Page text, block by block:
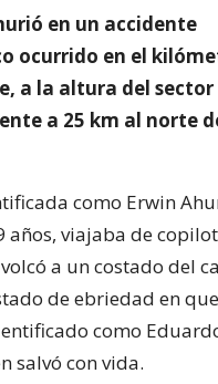
en un accidente
ocurrido en el
a la altura del sector
a 25 km al norte
como Erwin
años, viajaba de
a un costado del
de ebriedad en
como
salvó con vida.